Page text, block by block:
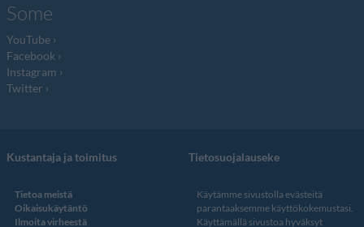
Some
YouTube
Facebook
Instagram
Twitter
Kustantaja ja toimitus
Tietoa meistä
Oikaisukäytäntö
Ilmoita virheestä
Tietosuojalauseke
Käytämme sivustolla evästeitä
parantaaksemme käyttökokemustasi.
Käyttämällä sivustoa hyväksyt